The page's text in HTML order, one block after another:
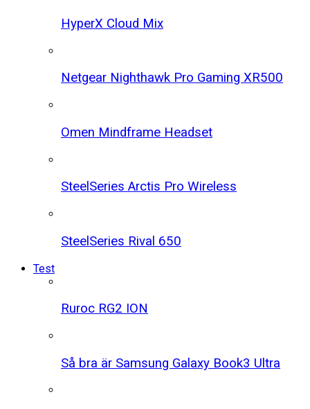
HyperX Cloud Mix
Netgear Nighthawk Pro Gaming XR500
Omen Mindframe Headset
SteelSeries Arctis Pro Wireless
SteelSeries Rival 650
Test
Ruroc RG2 ION
Så bra är Samsung Galaxy Book3 Ultra